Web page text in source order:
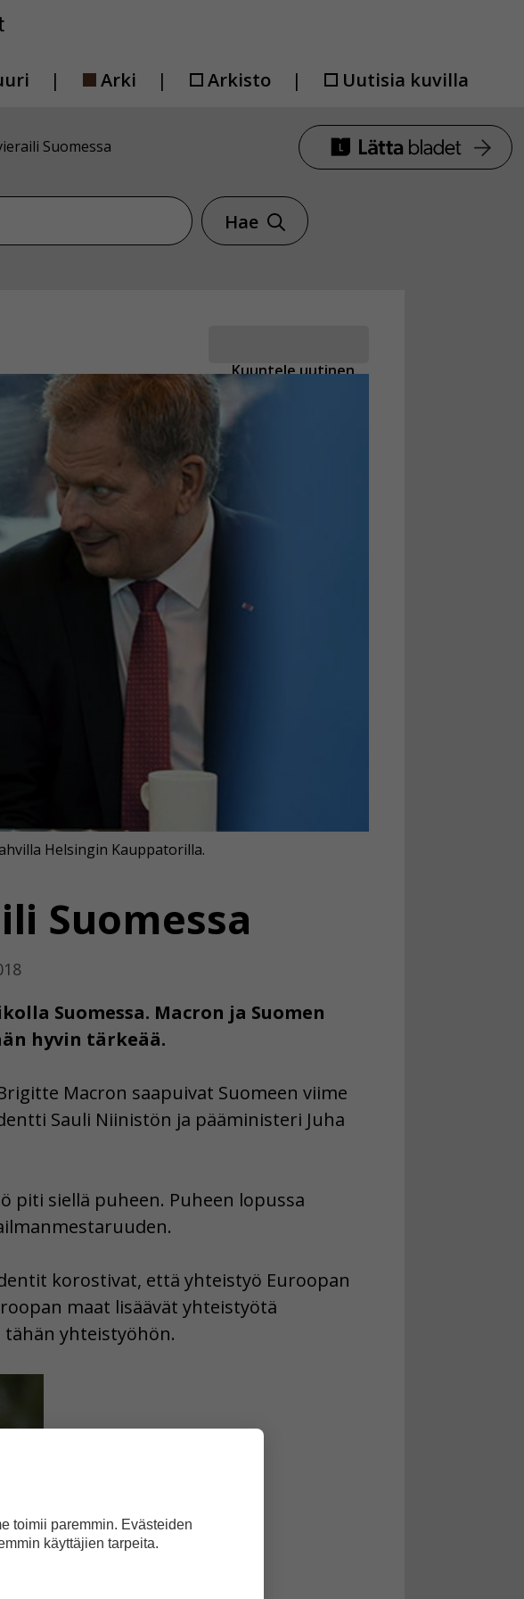
Arki Arkisto Uutisia kuvilla
Suomessa
Hae
Kuuntele uutinen
Suomessa
Suomessa. Macron ja Suomen
hyvin tärkeää.
Helsingin Kauppatorilla.
Macron saapuivat Suomeen viime
Sauli Niinistön ja pääministeri Juha
piti siellä puheen. Puheen lopussa
korostivat, että yhteistyö Euroopan
maat lisäävät yhteistyötä
tähän yhteistyöhön.
toimii paremmin. Evästeiden
käyttäjien tarpeita.